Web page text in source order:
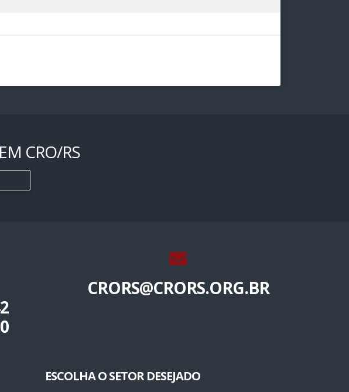
CRO/RS
CRORS@CRORS.ORG.BR
ESCOLHA O SETOR DESEJADO